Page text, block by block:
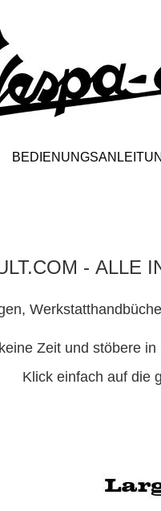
- ALLE
,
Zeit und stöbere
Klick einfach auf die